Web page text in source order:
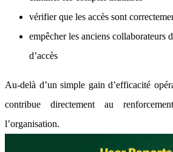
vérifier que les accès sont
empêcher les anciens collaborateurs
d’accès
Au-delà d’un simple gain d’efficacité
contribue directement au
l’organisation.